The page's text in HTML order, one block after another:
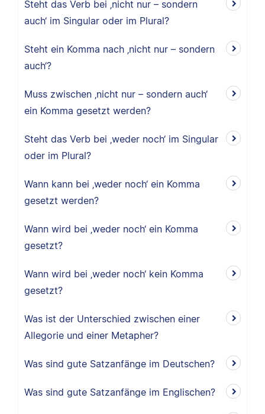
Steht das Verb bei ‚nicht nur – sondern
auch‘ im Singular oder im Plural?
Steht ein Komma nach ‚nicht nur – sondern
auch‘?
Muss zwischen ‚nicht nur – sondern auch‘
ein Komma gesetzt werden?
Steht das Verb bei ‚weder noch‘ im Singular
oder im Plural?
Wann kann bei ‚weder noch‘ ein Komma
gesetzt werden?
Wann wird bei ‚weder noch‘ ein Komma
gesetzt?
Wann wird bei ‚weder noch‘ kein Komma
gesetzt?
Was ist der Unterschied zwischen einer
Allegorie und einer Metapher?
Was sind gute Satzanfänge im Deutschen?
Was sind gute Satzanfänge im Englischen?